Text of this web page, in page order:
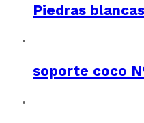
Piedras
soporte coco